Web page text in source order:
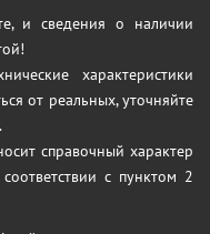
и сведения о наличии
характеристики
от реальных, уточняйте
справочный характер
с пунктом 2